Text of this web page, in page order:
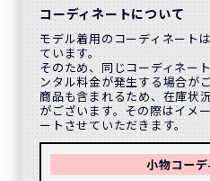
コーディネートについて
モデル着用のコーディネート
ています。
そのため、同じコーディネー
ンタル料金が発生する場合が
商品も含まれるため、在庫状
がございます。その際はイメ
ートさせていただきます。